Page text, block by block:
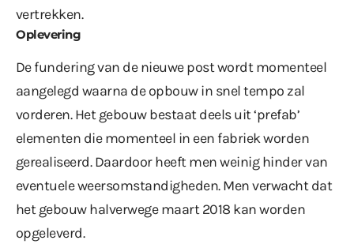
vertrekken.
Oplevering
De fundering van de nieuwe post wordt momenteel
aangelegd waarna de opbouw in snel tempo zal
vorderen. Het gebouw bestaat deels uit ‘prefab’
elementen die momenteel in een fabriek worden
gerealiseerd. Daardoor heeft men weinig hinder van
eventuele weersomstandigheden. Men verwacht dat
het gebouw halverwege maart 2018 kan worden
opgeleverd.